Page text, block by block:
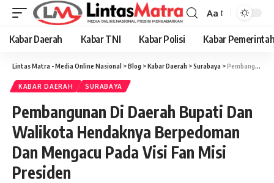
Font
Resizer
Aa
Kabar Daerah Kabar TNI Kabar Polisi Kabar
Lintas Matra - Media Online Nasional >Blog >Kabar Daerah >Surabaya >Pembangunan Di Daerah Bupati Dan Walikota Hendaknya Berpedoman Dan Mengacu Pada Visi Fan Misi Presiden
KABAR DAERAH SURABAYA
Pembangunan Di Daerah Bupati Dan
Walikota Hendaknya Berpedoman
Dan Mengacu Pada Visi Fan Misi
Presiden